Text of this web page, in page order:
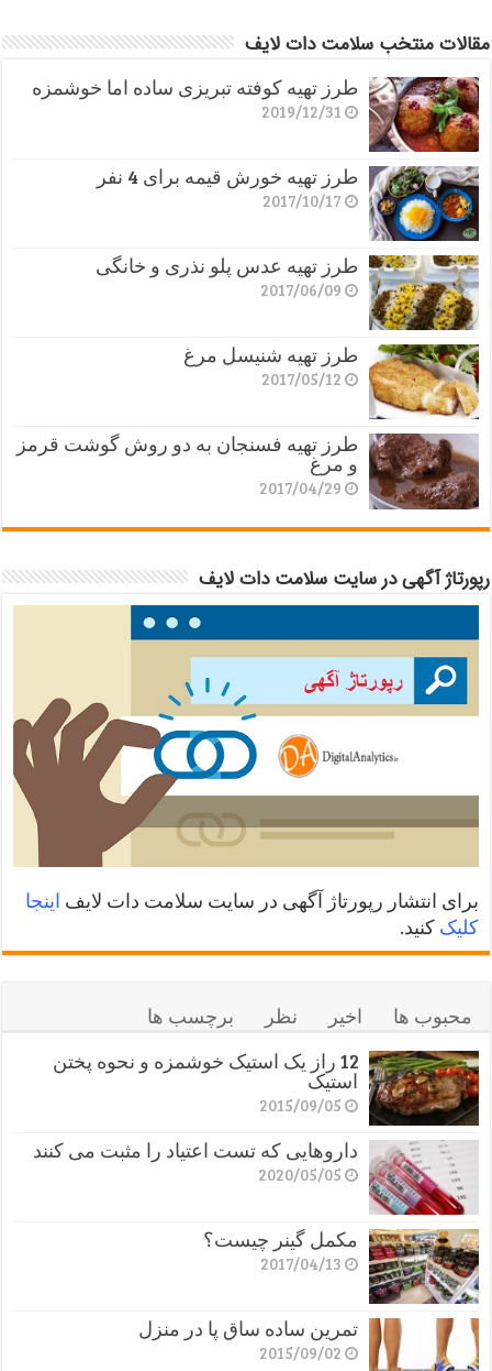
مقالات منتخب سلامت دات لایف
طرز تهیه کوفته تبریزی ساده اما خوشمزه
2019/12/31
طرز تهیه خورش قیمه برای 4 نفر
2017/10/17
طرز تهیه عدس پلو نذری و خانگی
2017/06/09
طرز تهیه شنیسل مرغ
2017/05/12
طرز تهیه فسنجان به دو روش گوشت قرمز
و مرغ
2017/04/29
رپورتاژ آگهی در سایت سلامت دات لایف
برای انتشار رپورتاژ آگهی در سایت سلامت دات لایف اینجا
کلیک کنید.
محبوب ها اخیر نظر
برچسب ها
12 راز یک استیک خوشمزه و نحوه پختن
استیک
2015/09/05
داروهایی که تست اعتیاد را مثبت می کنند
2020/05/05
مکمل گینر چیست؟
2017/04/13
تمرین ساده ساق پا در منزل
2015/09/02